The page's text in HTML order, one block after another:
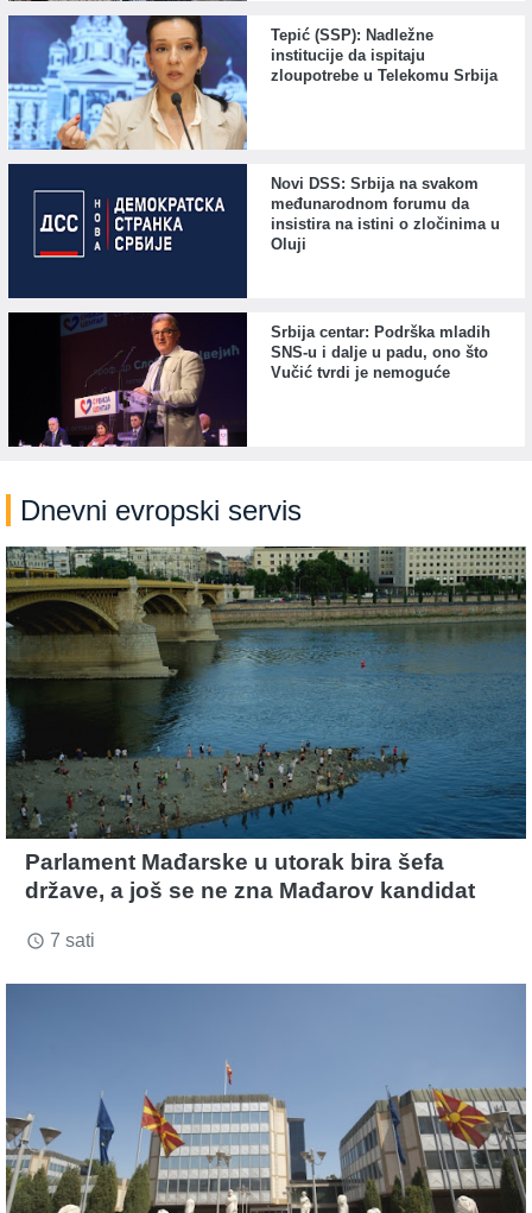
Tepić (SSP): Nadležne
institucije da ispitaju
zloupotrebe u Telekomu Srbija
Novi DSS: Srbija na svakom
međunarodnom forumu da
insistira na istini o zločinima u
Oluji
Srbija centar: Podrška mladih
SNS-u i dalje u padu, ono što
Vučić tvrdi je nemoguće
Dnevni evropski servis
Parlament Mađarske u utorak bira šefa
države, a još se ne zna Mađarov kandidat
access_time 7 sati